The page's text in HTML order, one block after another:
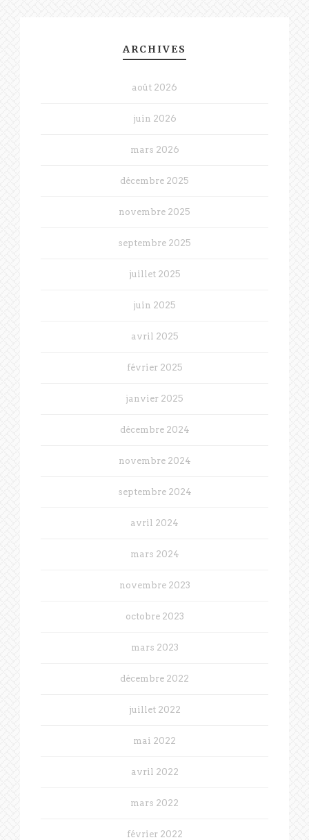
ARCHIVES
août 2026
juin 2026
mars 2026
décembre 2025
novembre 2025
septembre 2025
juillet 2025
juin 2025
avril 2025
février 2025
janvier 2025
décembre 2024
novembre 2024
septembre 2024
avril 2024
mars 2024
novembre 2023
octobre 2023
mars 2023
décembre 2022
juillet 2022
mai 2022
avril 2022
mars 2022
février 2022